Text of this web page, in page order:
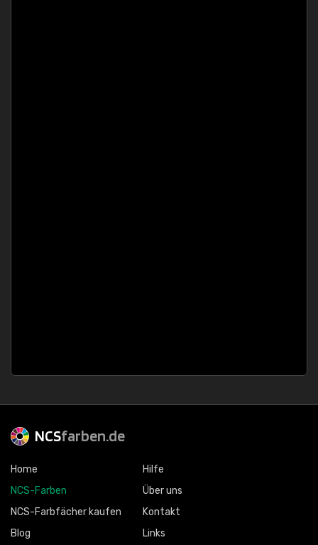
NCSfarben.de
Home
NCS-Farben
NCS-Farbfächer kaufen
Blog
Hilfe
Über uns
Kontakt
Links